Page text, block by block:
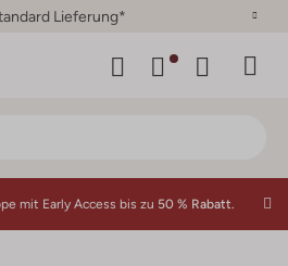
Rückgaberecht
mit Early Access bis zu 50 % Rabatt.